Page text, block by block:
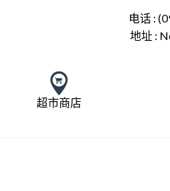
电话 :
地址 :
超市商店